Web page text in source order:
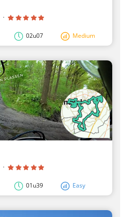
·
02u07 Medium
·
01u39 Easy